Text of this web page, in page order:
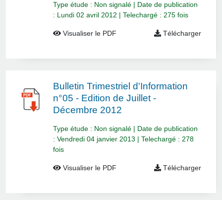
Type étude : Non signalé | Date de publication
: Lundi 02 avril 2012 | Telechargé : 275 fois
Visualiser le PDF Télécharger
Bulletin Trimestriel d'Information
n°05 - Edition de Juillet -
Décembre 2012
Type étude : Non signalé | Date de publication
: Vendredi 04 janvier 2013 | Telechargé : 278
fois
Visualiser le PDF Télécharger